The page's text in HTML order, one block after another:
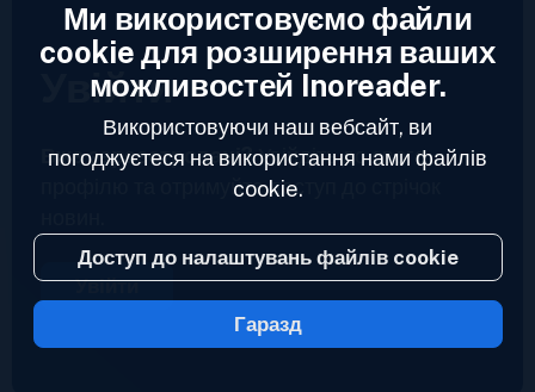
Увійти
Вже зареєстровані?Увійдіть до свого
профілю та отримуйте доступ до стрічок
Увійти
2023 © Inoreader
Ми використовуємо файли
cookie для розширення ваших
можливостей Inoreader.
Використовуючи наш вебсайт, ви
погоджуєтеся на використання нами файлів
cookie.
Доступ до налаштувань файлів cookie
Гаразд